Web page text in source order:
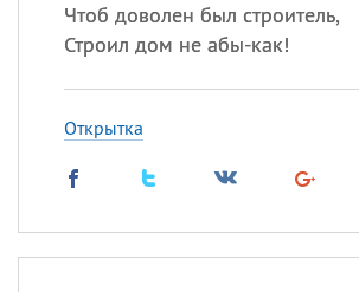
Чтоб доволен был строитель,
Строил дом не абы-как!
Открытка
ИМЕНА
Анатолий
Кристина